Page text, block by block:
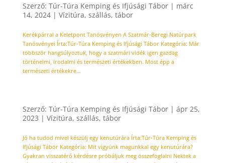
Szerző: Túr-Túra Kemping és Ifjúsági Tábor| márc
14, 2024| Vízitúra, szállás, tábor
Kerékpárral a Keletpont Tanösvényen A Szatmár-Beregi Natúrpark
Tanösvényei Írta:Túr-Túra Kemping és Ifjúsági Tábor Kategória: Már
többször hangsúlyoztuk, hogy a szatmári vidék igen gazdag
történelmi, irodalmi és természeti értékekben. Most épp a
természeti értékekre...
Szerző: Túr-Túra Kemping és Ifjúsági Tábor| ápr 25,
2023 | Vízitúra, szállás, tábor
Jó ha tudod mivel készülj egy kenutúrára Írta:Túr-Túra Kemping és
Ifjúsági Tábor Kategória: Mit vigyünk magunkkal egy kenutúrára?
Gyakran visszatérő kérdésre próbáljuk meg összefoglalni Nektek a